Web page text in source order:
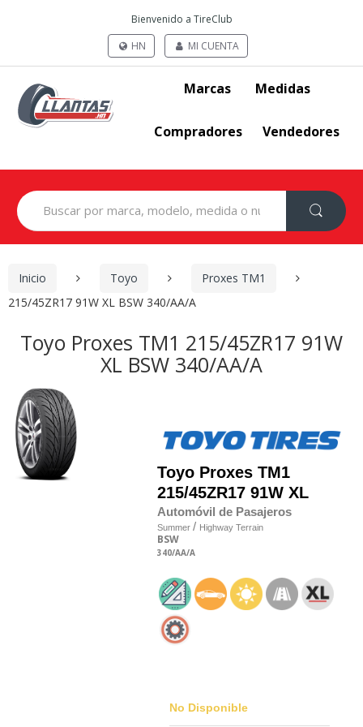
Bienvenido a TireClub
HN
MI CUENTA
Marcas Medidas
Compradores Vendedores
Search
for:
Inicio Toyo
Proxes TM1
215/45ZR17 91W XL BSW 340/AA/A
Toyo Proxes TM1 215/45ZR17 91W
XL BSW 340/AA/A
Toyo Proxes TM1
215/45ZR17 91W XL
Automóvil de Pasajeros
Summer / Highway Terrain
BSW
340/AA/A
No Disponible